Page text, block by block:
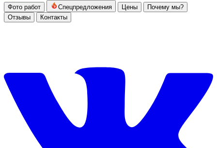
Фото работ Спецпредложения Цены
Почему мы?
Отзывы
Контакты